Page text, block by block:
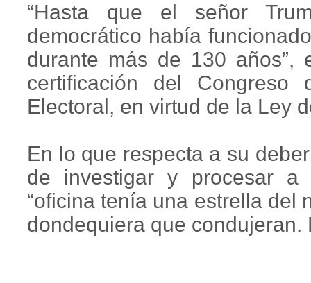
“Hasta que el señor
democrático había
durante más de 130 años”,
certificación del
Electoral, en virtud de la Ley
En lo que respecta a su
de investigar y procesar a
“oficina tenía una estrella del
dondequiera que condujeran.